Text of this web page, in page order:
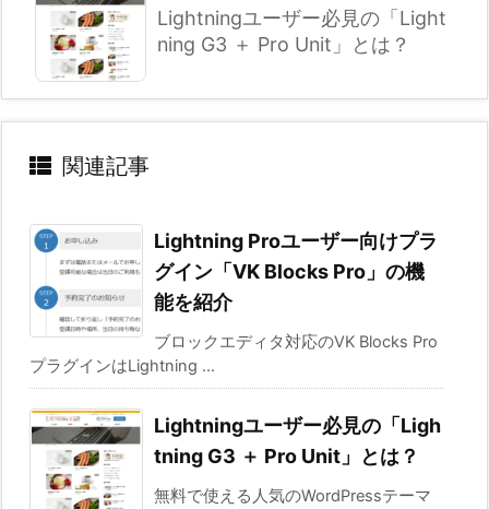
Lightningユーザー必見の「Light
ning G3 ＋ Pro Unit」とは？
関連記事
Lightning Proユーザー向けプラ
グイン「VK Blocks Pro」の機
能を紹介
ブロックエディタ対応のVK Blocks Pro
プラグインはLightning ...
Lightningユーザー必見の「Ligh
tning G3 ＋ Pro Unit」とは？
無料で使える人気のWordPressテーマ